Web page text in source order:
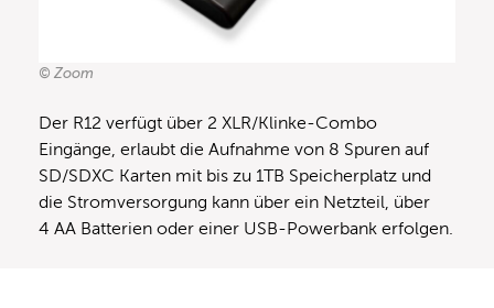
© Zoom
Der R12 verfügt über 2 XLR/Klinke-Combo
Eingänge, erlaubt die Aufnahme von 8 Spuren auf
SD/SDXC Karten mit bis zu 1TB Speicherplatz und
die Stromversorgung kann über ein Netzteil, über
4 AA Batterien oder einer USB-Powerbank erfolgen.